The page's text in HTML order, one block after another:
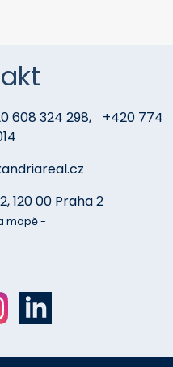
608 324 298,
+420 774
120 00 Praha 2
mapě -